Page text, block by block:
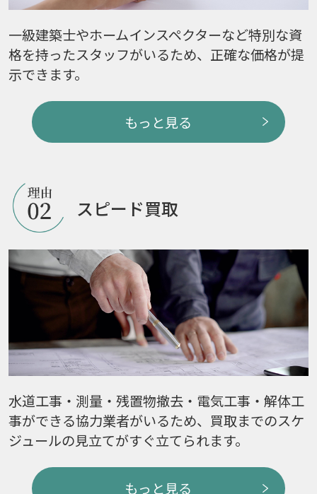
一級建築士やホームインスペクターなど特別な資
格を持ったスタッフがいるため、正確な価格が提
示できます。
もっと見る
スピード買取
水道工事・測量・残置物撤去・電気工事・解体工
事ができる協力業者がいるため、買取までのスケ
ジュールの見立てがすぐ立てられます。
もっと見る